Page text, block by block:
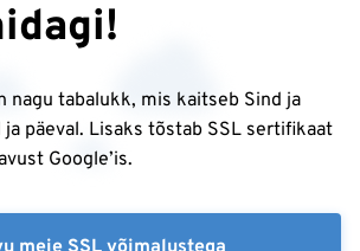
nagu tabalukk, mis kaitseb Sind ja
päeval. Lisaks tõstab SSL sertifikaat
Google’is.